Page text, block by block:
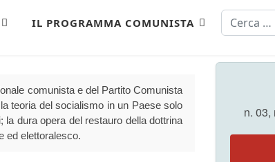
IL PROGRAMMA COMUNISTA Cerca
comunista e del Partito Comunista
teoria del socialismo in un Paese solo
la dura opera del restauro della dottrina
ed elettoralesco.
n.